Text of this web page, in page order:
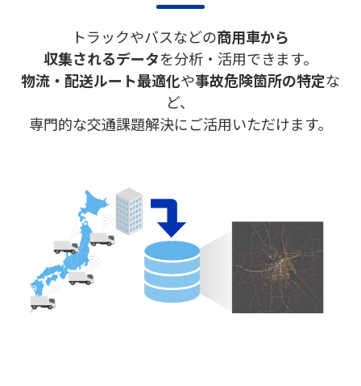
トラックやバスなどの商用車から
収集されるデータを分析・活用できます。
物流・配送ルート最適化や事故危険箇所の特定な
ど、
専門的な交通課題解決にご活用いただけます。